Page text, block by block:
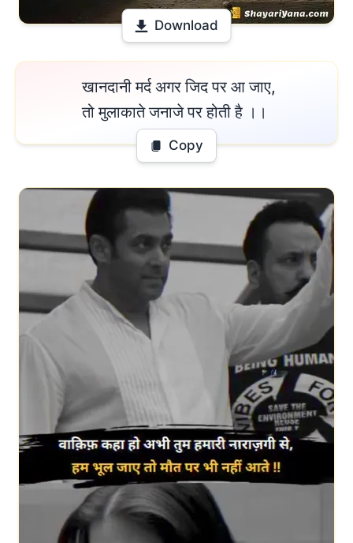
Download
खानदानी मर्द अगर जिद पर आ जाए,
तो मुलाकाते जनाजे पर होती है ।।
Copy